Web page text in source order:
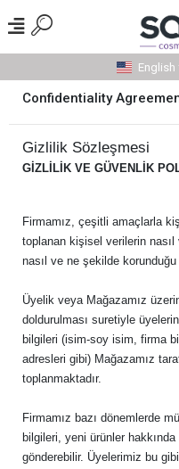
English
Confidentiality
Gizlilik Sözleşmesi
GİZLİLİK VE GÜVENLİK
Firmamız, çeşitli amaçlarla
toplanan kişisel verilerin nasıl
nasıl ve ne şekilde
Üyelik veya Mağazamız
doldurulması suretiyle
bilgileri (isim-soy isim, firma
adresleri gibi) Mağazamız
toplanmaktadır.
Firmamız bazı dönemlerde
bilgileri, yeni ürünler
gönderebilir. Üyelerimiz bu